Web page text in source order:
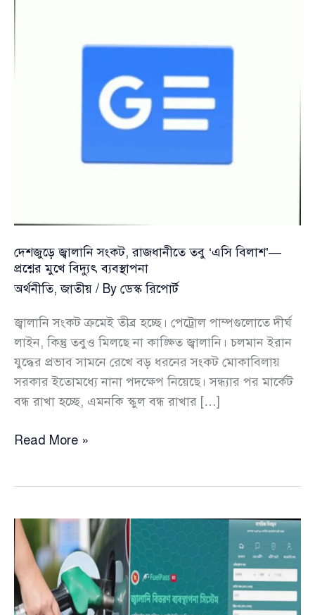
দেশজুড়ে জ্বালানি সংকট, রাজধানীতে তবু ‘এসি বিলাশ’—
প্রশ্নের মুখে বিদ্যুৎ ব্যবস্থাপনা
অর্থনীতি,জাতীয় / By ডেস্ক রিপোর্ট
জ্বালানি সংকট ক্রমেই তীব্র হচ্ছে। পেট্রোল পাম্পগুলোতে দীর্ঘ
লাইন, কিন্তু তবুও মিলছে না কাঙ্ক্ষিত জ্বালানি। চলমান ইরান
যুদ্ধের প্রভাব সামনে রেখে বড় ধরনের সংকট মোকাবিলায়
সরকার ইতোমধ্যে নানা পদক্ষেপ নিয়েছে। সন্ধ্যার পর মার্কেট
বন্ধ রাখা হচ্ছে, এমনকি স্কুল বন্ধ রাখার […]
দেশজুড়ে
তবু
‘এসি
বিলাশ’—
প্রশ্নের
মুখে
Read More »